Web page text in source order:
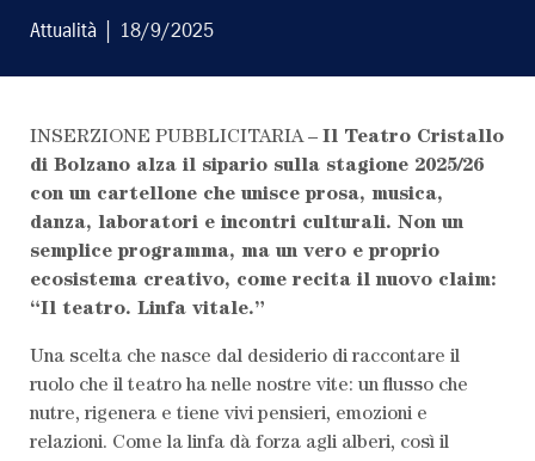
SCRIVI AL
ABBONATI AL
Attualità | 18/9/2025
INSERZIONE PUBBLICITARIA – Il Teatro Cristallo
di Bolzano alza il sipario sulla stagione 2025/26
con un cartellone che unisce prosa, musica,
danza, laboratori e incontri culturali. Non un
semplice programma, ma un vero e proprio
ecosistema creativo, come recita il nuovo claim:
“Il teatro. Linfa vitale.”
Una scelta che nasce dal desiderio di raccontare il
ruolo che il teatro ha nelle nostre vite: un flusso che
nutre, rigenera e tiene vivi pensieri, emozioni e
relazioni. Come la linfa dà forza agli alberi, così il